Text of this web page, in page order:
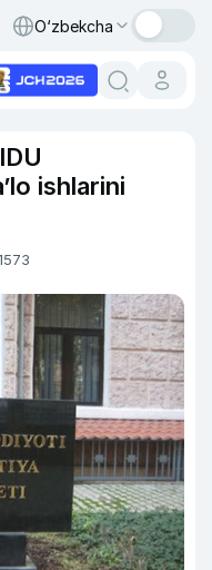
O‘zbekcha
ishlarini